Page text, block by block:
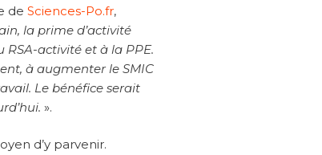
de Sciences-Po.fr,
la prime d’activité
activité et à la PPE.
à augmenter le SMIC
Le bénéfice serait
».
d’y parvenir.